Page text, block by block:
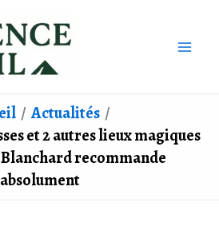
Actualités
et 2 autres lieux magiques
recommande
absolument